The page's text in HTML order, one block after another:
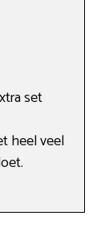
set
heel veel